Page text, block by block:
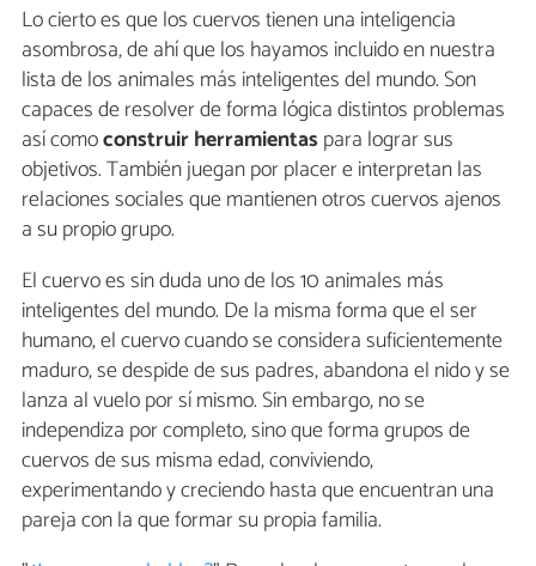
Lo cierto es que los cuervos tienen una inteligencia
asombrosa, de ahí que los hayamos incluido en nuestra
lista de los animales más inteligentes del mundo. Son
capaces de resolver de forma lógica distintos problemas
así comoconstruir herramientas para lograr sus
objetivos. También juegan por placer e interpretan las
relaciones sociales que mantienen otros cuervos ajenos
a su propio grupo.
El cuervo es sin duda uno de los 10 animales más
inteligentes del mundo. De la misma forma que el ser
humano, el cuervo cuando se considera suficientemente
maduro, se despide de sus padres, abandona el nido y se
lanza al vuelo por sí mismo. Sin embargo, no se
independiza por completo, sino que forma grupos de
cuervos de sus misma edad, conviviendo,
experimentando y creciendo hasta que encuentran una
pareja con la que formar su propia familia.